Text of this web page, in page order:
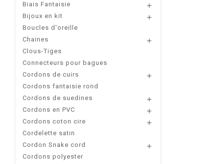
Biais Fantaisie

Bijoux en kit

Boucles d'oreille
Chaines

Clous-Tiges
Connecteurs pour bagues
Cordons de cuirs

Cordons fantaisie rond
Cordons de suedines

Cordons en PVC

Cordons coton cire

Cordelette satin
Cordon Snake cord

Cordons polyester